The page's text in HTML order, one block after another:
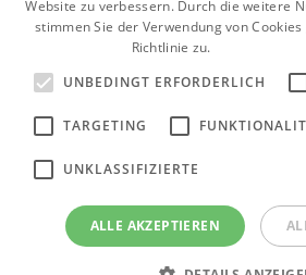
Produktkategorie
Grundfos Multilift
Wasseraufbereitung
Website zu verbessern. Durch die weitere
stimmen Sie der Verwendung von
Richtlinie zu.
UNBEDINGT ERFORDERLICH
TARGETING
UNKLASSIFIZIERTE
ALLE AKZEPTIEREN